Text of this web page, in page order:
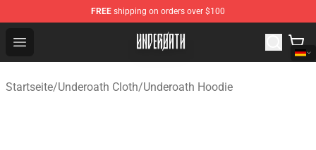
FREE shipping on orders over $100
Open menu
Underoath Store - Official Underoath Merchandise Shop
Startseite/Underoath Cloth/Underoath Hoodie